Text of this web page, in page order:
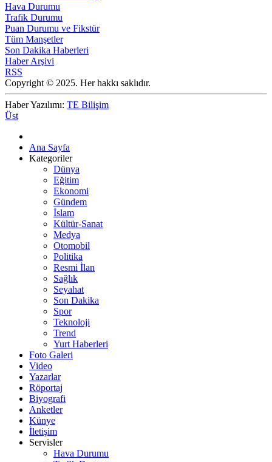
Hava Durumu
Trafik Durumu
Puan Durumu ve Fikstür
Tüm Manşetler
Son Dakika Haberleri
Haber Arşivi
RSS
Copyright © 2025. Her hakkı saklıdır.
Haber Yazılımı: TE Bilişim
Üst
Ana Sayfa
Kategoriler
Dünya
Eğitim
Ekonomi
Gündem
İslam
Kültür-Sanat
Medya
Otomobil
Politika
Resmi İlan
Sağlık
Seyahat
Son Dakika
Spor
Teknoloji
Trend
Yurt Haberleri
Foto Galeri
Video
Yazarlar
Röportaj
Biyografi
Anketler
Künye
İletişim
Servisler
Hava Durumu